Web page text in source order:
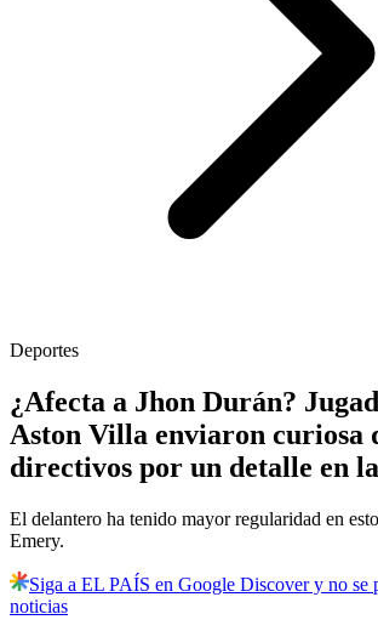
Deportes
¿Afecta a Jhon Durán?
Aston Villa enviaron curiosa
directivos por un detalle en
El delantero ha tenido mayor regularidad en
Emery.
Siga a EL PAÍS en Google Discover y no se
noticias